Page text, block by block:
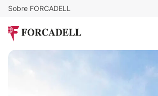
Sobre FORCADELL
WTC ALMEDA PARK_ EDIFICIO 6
7.553 m²